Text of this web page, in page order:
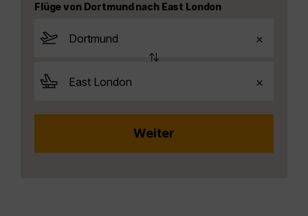
Flüge von Dortmund nach East London